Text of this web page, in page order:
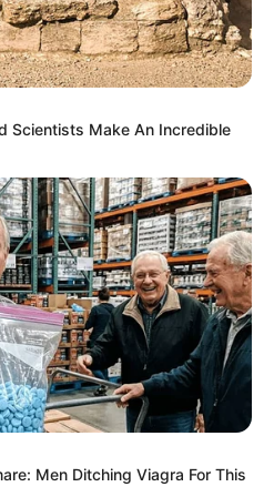
- Glaserlebniswelt und
und Restaurant.
.
Neuhaus am Rennsteig - Das
gestaltete offizielle Museum
Thüringer Wald; mit
Informationen
.
in Gräfenthal - Im Jahr 1541
Grafen Sebastian von
unterwww.schloss-wes
- Im Thüringer
unter der Bezeichnung
nach Oberfranken
alters her Schiefer gebrochen.
Scientists Make An Incredible
Men Ditching Viagra For This